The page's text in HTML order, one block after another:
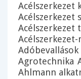
Acélszerkezet
Acélszerkezet
Acélszerkezet
Adóbevallások
Agrotechnika
Ahlmann